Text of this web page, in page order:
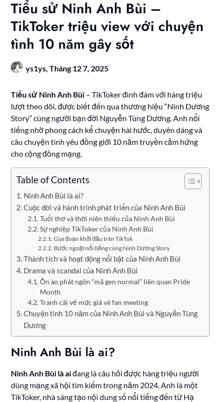
Tiểu sử Ninh Anh Bùi –
TikToker triệu view với chuyện
tình 10 năm gây sốt
ys1ys,Tháng 12 7, 2025
Tiểu sử Ninh Anh Bùi – TikToker đình đám với hàng triệu
lượt theo dõi, được biết đến qua thương hiệu “Ninh Dương
Story” cùng người bạn đời Nguyễn Tùng Dương. Anh nổi
tiếng nhờ phong cách kể chuyện hài hước, duyên dáng và
câu chuyện tình yêu đồng giới 10 năm truyền cảm hứng
cho cộng đồng mạng.
Table of Contents
Ninh Anh Bùi là ai?
Cuộc đời và hành trình phát triển của Ninh Anh Bùi
Tuổi thơ và thời niên thiếu của Ninh Anh Bùi
Sự nghiệp TikToker của Ninh Anh Bùi
Giai đoạn khởi đầu trên TikTok
Bước ngoặt nổi tiếng cùng Ninh Dương Story
Thành tích và hoạt động nổi bật của Ninh Anh Bùi
Drama và scandal của Ninh Anh Bùi
Ồn ào phát ngôn “mã gen normal” liên quan Pride
Month
Tranh cãi về mức giá vé fan meeting
Chuyện tình 10 năm của Ninh Anh Bùi và Nguyễn Tùng
Dương
Ninh Anh Bùi là ai?
Ninh Anh Bùi là aiđang là câu hỏi được hàng triệu người
dùng mạng xã hội tìm kiếm trong năm 2024. Anh là một
TikToker, nhà sáng tạo nội dung số nổi tiếng đến từ Hạ